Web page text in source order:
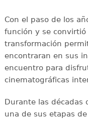
Con el paso de los
función y se
transformación
encontraran en sus
encuentro para
cinematográficas
Durante las
una de sus etapas